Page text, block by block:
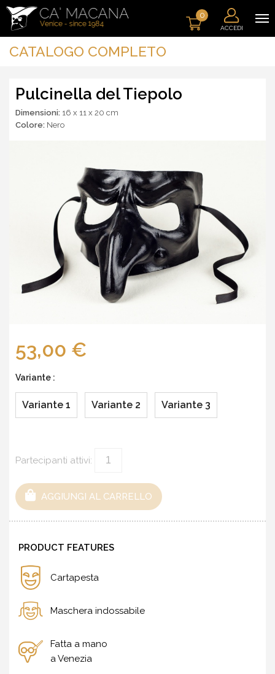
0
ACCEDI
CATALOGO COMPLETO
Pulcinella del Tiepolo
Dimensioni: 16 x 11 x 20 cm
Colore: Nero
53,00 €
Variante :
Variante 1 Variante 2 Variante 3
Partecipanti attivi:
AGGIUNGI AL CARRELLO
PRODUCT FEATURES
Cartapesta
Maschera indossabile
Fatta a mano
a Venezia